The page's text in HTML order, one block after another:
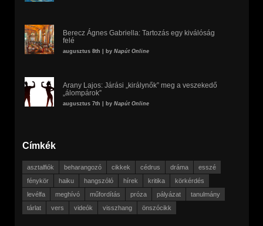
Berecz Ágnes Gabriella: Tartozás egy kiválóság
felé
augusztus 8th | by Napút Online
Arany Lajos: Járási „királynők” meg a veszekedő
„álompárok”
augusztus 7th | by Napút Online
Címkék
asztalfiók beharangozó cikkek cédrus dráma
esszé
fénykör
haiku hangszóló hírek kritika
körkérdés
levélfa
meghívó műfordítás próza pályázat
tanulmány
tárlat
vers videók visszhang önszócikk